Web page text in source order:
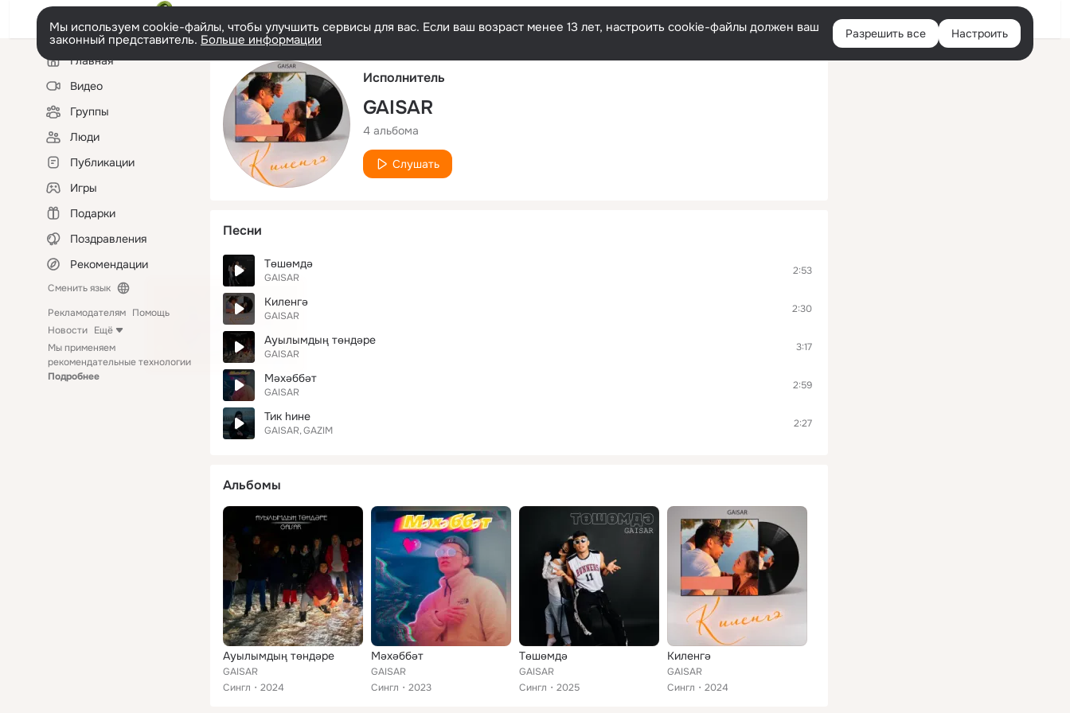
Русский Войти
Мы используем cookie-файлы, чтобы улучшить сервисы для вас. Если ваш возраст менее 13 лет, настроить cookie-файлы должен ваш
законный представитель. Больше информации Разрешить все Настроить
Левая
колонкаГлавная
Видео
Группы
Люди
Публикации
Игры
Подарки
Поздравления
Рекомендации
Сменить язык
Рекламодателям Помощь
Новости Ещё
Мы применяем
рекомендательные технологии
Подробнее
Исполнитель
GAISAR
4 альбома
Слушать
Песни
Төшөмдә
GAISAR
2:53
Киленгә
GAISAR
2:30
Ауылымдың төндәре
GAISAR
3:17
Мәхәббәт
GAISAR
2:59
Тик һине
GAISAR GAZIM
2:27
Альбомы
Ауылымдың төндәре
GAISAR
Сингл
2024
Мәхәббәт
GAISAR
Сингл
2023
Төшөмдә
GAISAR
Сингл
2025
Киленгә
GAISAR
Сингл
2024